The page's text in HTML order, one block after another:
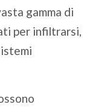
gamma di
per infiltrarsi,